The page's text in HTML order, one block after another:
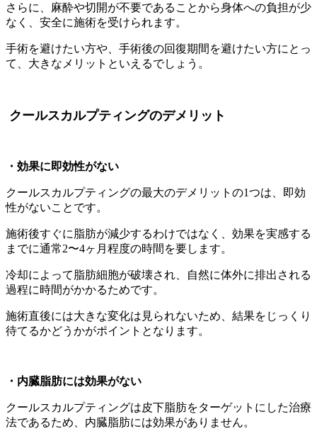
さらに、麻酔や切開が不要であることから身体への負担が少
なく、安全に施術を受けられます。
手術を避けたい方や、手術後の回復期間を避けたい方にとっ
て、大きなメリットといえるでしょう。
クールスカルプティングのデメリット
・効果に即効性がない
クールスカルプティングの最大のデメリットの1つは、即効
性がないことです。
施術後すぐに脂肪が減少するわけではなく、効果を実感する
までに通常2〜4ヶ月程度の時間を要します。
冷却によって脂肪細胞が破壊され、自然に体外に排出される
過程に時間がかかるためです。
施術直後には大きな変化は見られないため、結果をじっくり
待てるかどうかがポイントとなります。
・内臓脂肪には効果がない
クールスカルプティングは皮下脂肪をターゲットにした治療
法であるため、内臓脂肪には効果がありません。